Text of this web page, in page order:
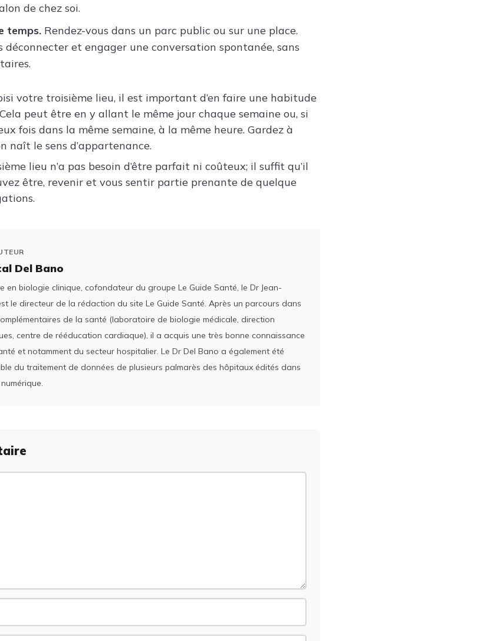
de chez soi.
temps. Rendez-vous dans un parc public ou sur une place.
déconnecter et engager une conversation spontanée, sans
votre troisième lieu, il est important d’en faire une habitude
peut être en y allant le même jour chaque semaine ou, si
fois dans la même semaine, à la même heure. Gardez à
naît le sens d’appartenance.
lieu n’a pas besoin d’être parfait ni coûteux; il suffit qu’il
être, revenir et vous sentir partie prenante de quelque
Del Bano
en biologie clinique, cofondateur du groupe Le Guide Santé, le Dr Jean-
le directeur de la rédaction du site Le Guide Santé. Après un parcours dans
de la santé (laboratoire de biologie médicale, direction
centre de rééducation cardiaque), il a acquis une très bonne connaissance
et notamment du secteur hospitalier. Le Dr Del Bano a également été
du traitement de données de plusieurs palmarès des hôpitaux édités dans